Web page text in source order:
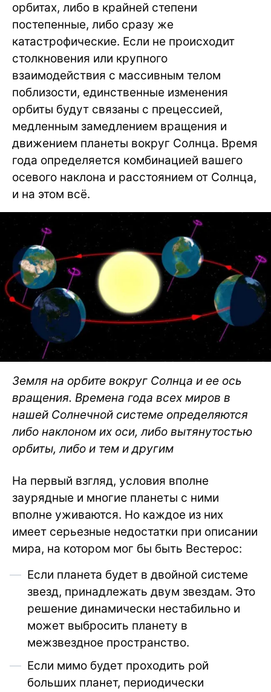
орбитах, либо в крайней степени
постепенные, либо сразу же
катастрофические. Если не происходит
столкновения или крупного
взаимодействия с массивным телом
поблизости, единственные изменения
орбиты будут связаны с прецессией,
медленным замедлением вращения и
движением планеты вокруг Солнца. Время
года определяется комбинацией вашего
осевого наклона и расстоянием от Солнца,
и на этом всё.
Земля на орбите вокруг Солнца и ее ось
вращения. Времена года всех миров в
нашей Солнечной системе определяются
либо наклоном их оси, либо вытянутостью
орбиты, либо и тем и другим
На первый взгляд, условия вполне
заурядные и многие планеты с ними
вполне уживаются. Но каждое из них
имеет серьезные недостатки при описании
мира, на котором мог бы быть Вестерос:
Если планета будет в двойной системе
звезд, принадлежать двум звездам. Это
решение динамически нестабильно и
может выбросить планету в
межзвездное пространство.
Если мимо будет проходить рой
больших планет, периодически